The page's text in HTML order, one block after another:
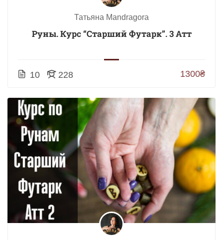
Татьяна Mandragora
Руны. Курс “Старший Футарк”. 3 Атт
10 228 1300₴